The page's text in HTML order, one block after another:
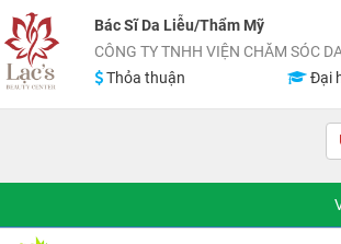
Bác Sĩ Da Liễu/Thẩm Mỹ
CÔNG TY TNHH VIỆN CHĂM SÓC
Thỏa thuận
Đại